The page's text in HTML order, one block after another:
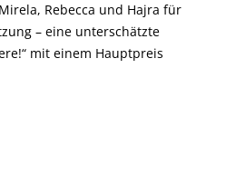
Rebecca und Hajra für
– eine unterschätzte
mit einem Hauptpreis